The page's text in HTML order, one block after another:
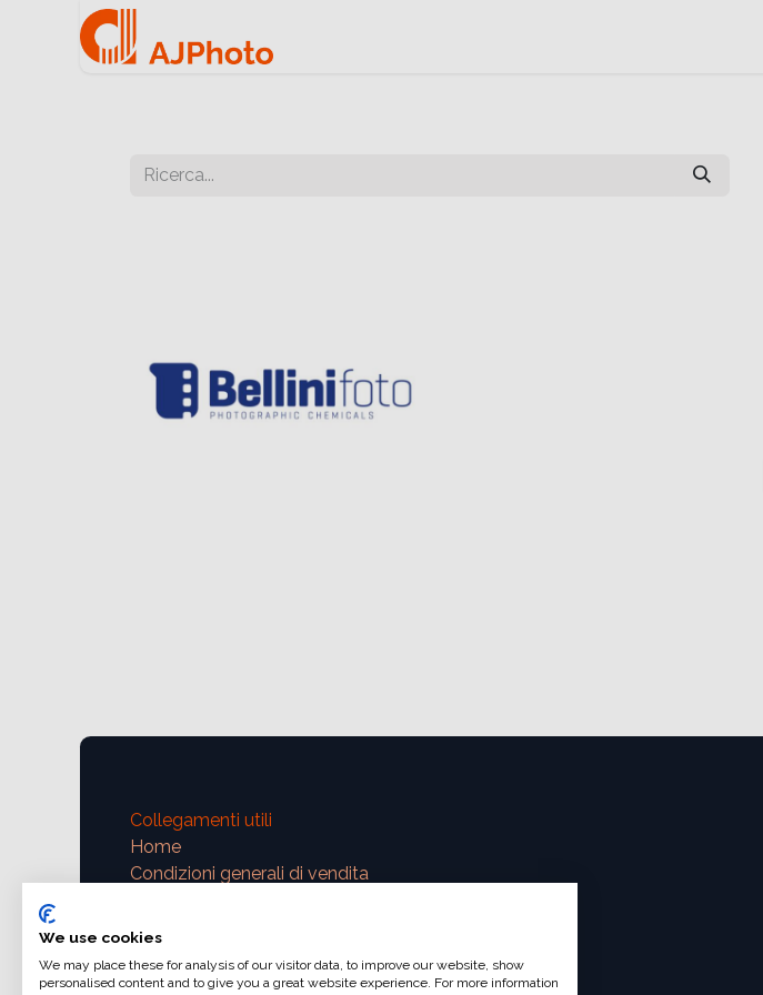
Collegamenti utili
Home
Condizioni generali di vendita
Iva e fatturazione
We use cookies
We may place these for analysis of our visitor data, to improve our website, show
personalised content and to give you a great website experience. For more information